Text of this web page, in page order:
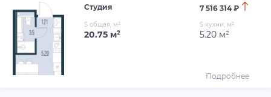
Студия 7 516 314 ₽
S общая, м²
20.75 м²
S кухни, м²
5.20 м²
Подробнее